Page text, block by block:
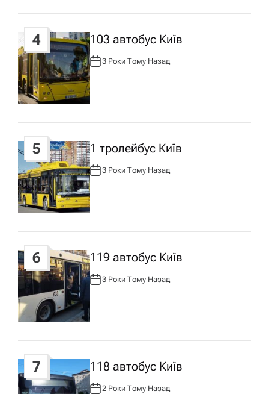
4 103 автобус Київ
А
В
Т
О
Р
:
3 Роки Тому Назад
5 1 тролейбус Київ
А
В
Т
О
Р
:
3 Роки Тому Назад
6 119 автобус Київ
А
Р
:
3 Роки Тому Назад
7 118 автобус Київ
А
2 Роки Тому Назад